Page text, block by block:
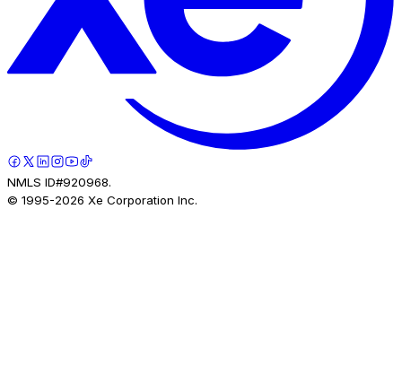
NMLS ID#920968.
© 1995-2026 Xe Corporation Inc.